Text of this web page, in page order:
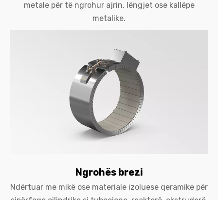
metale për të ngrohur ajrin, lëngjet ose kallëpe
metalike.
Ngrohës brezi
Ndërtuar me mikë ose materiale izoluese qeramike për